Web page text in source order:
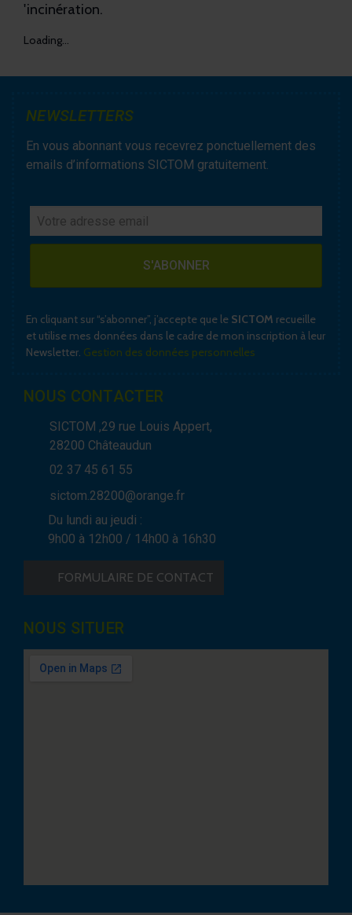
'incinération.
Loading...
NEWSLETTERS
En vous abonnant vous recevrez ponctuellement des
emails d’informations SICTOM gratuitement.
S'ABONNER
En cliquant sur “s’abonner”, j’accepte que le SICTOM recueille
et utilise mes données dans le cadre de mon inscription à leur
Newsletter. Gestion des données personnelles
NOUS CONTACTER
SICTOM ,29 rue Louis Appert,
28200 Châteaudun
02 37 45 61 55
sictom.28200@orange.fr
Du lundi au jeudi :
9h00 à 12h00 / 14h00 à 16h30
FORMULAIRE DE CONTACT
NOUS SITUER